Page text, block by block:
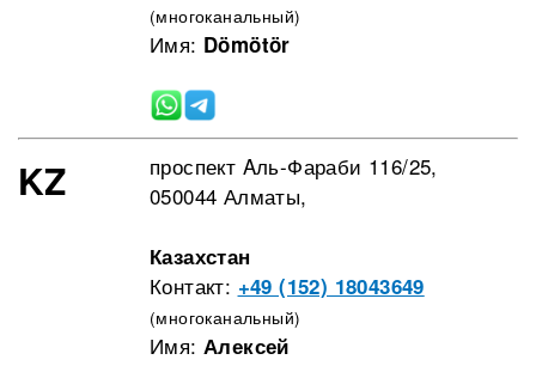
(многоканальный)
Имя: Dömötör
KZ
проспект Aль-Фараби 116/25,
050044 Алматы,
Казахстан
Контакт: +49 (152) 18043649
(многоканальный)
Имя: Алексей